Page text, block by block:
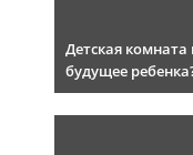
Детская
будущее